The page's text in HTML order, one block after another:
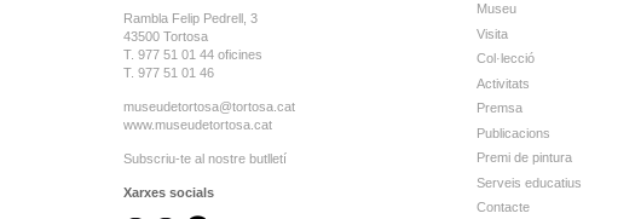
Rambla Felip Pedrell, 3
43500 Tortosa
T. 977 51 01 44 oficines
T. 977 51 01 46
museudetortosa@tortosa.cat
www.museudetortosa.cat
Subscriu-te al nostre butlletí
Xarxes socials
Museu
Visita
Col·lecció
Activitats
Premsa
Publicacions
Premi de pintura
Serveis educatius
Contacte